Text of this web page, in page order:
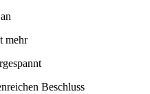
mehr
Beschluss